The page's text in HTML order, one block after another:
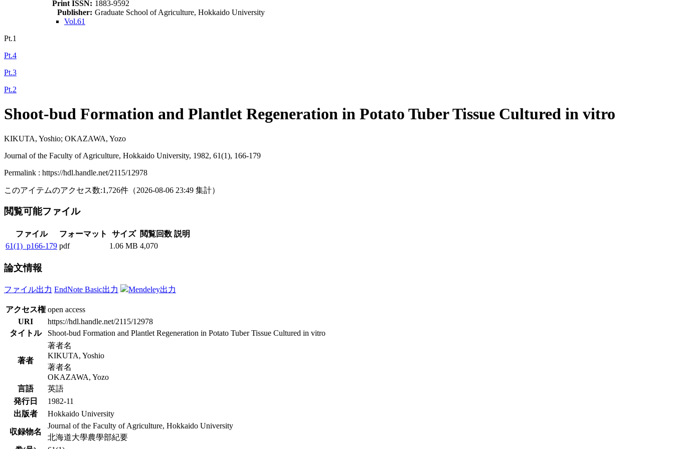
Print ISSN: 1883-9592
Publisher: Graduate School of Agriculture, Hokkaido University
Vol.61
Pt.1
Pt.4
Pt.3
Pt.2
Shoot-bud Formation and Plantlet Regeneration in Potato Tuber Tissue Cultured in vitro
KIKUTA, Yoshio; OKAZAWA, Yozo
Journal of the Faculty of Agriculture, Hokkaido University, 1982, 61(1), 166-179
Permalink : https://hdl.handle.net/2115/12978
このアイテムのアクセス数:1,726件 （2026-08-06 23:49 集計）
閲覧可能ファイル
ファイル フォーマット サイズ 閲覧回数 説明
61(1)_p166-179 pdf 1.06 MB 4,070
論文情報
ファイル出力 EndNote Basic出力 Mendeley出力
アクセス権 open access
URI
https://hdl.handle.net/2115/12978
タイトル
Shoot-bud Formation and Plantlet Regeneration in Potato Tuber Tissue Cultured in vitro
著者
著者名
KIKUTA, Yoshio
著者名
OKAZAWA, Yozo
言語
英語
発行日
1982-11
出版者
Hokkaido University
収録物名
Journal of the Faculty of Agriculture, Hokkaido University
北海道大學農學部紀要